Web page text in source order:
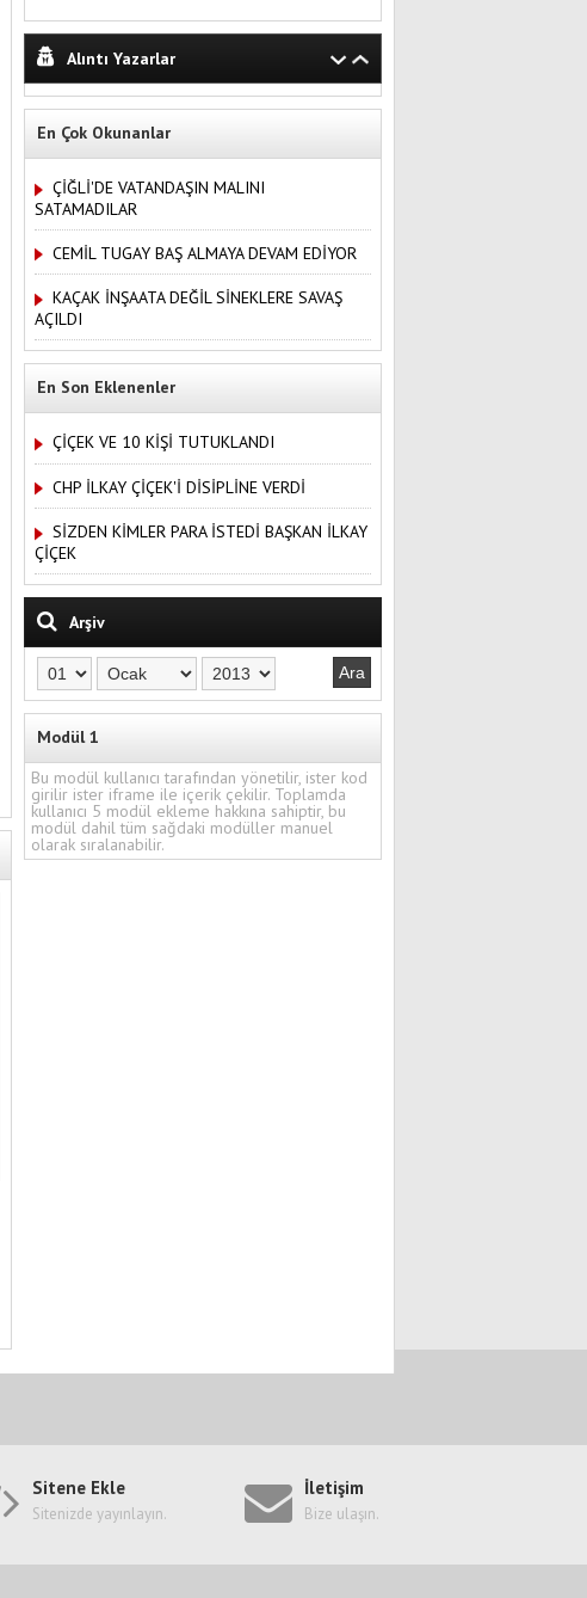
Alıntı Yazarlar
En Çok Okunanlar
ÇİĞLİ'DE VATANDAŞIN MALINI
SATAMADILAR
CEMİL TUGAY BAŞ ALMAYA DEVAM EDİYOR
KAÇAK İNŞAATA DEĞİL SİNEKLERE SAVAŞ
AÇILDI
En Son Eklenenler
ÇİÇEK VE 10 KİŞİ TUTUKLANDI
CHP İLKAY ÇİÇEK'İ DİSİPLİNE VERDİ
SİZDEN KİMLER PARA İSTEDİ BAŞKAN İLKAY
ÇİÇEK
Arşiv
Modül 1
Bu modül kullanıcı tarafından yönetilir, ister kod
girilir ister iframe ile içerik çekilir. Toplamda
kullanıcı 5 modül ekleme hakkına sahiptir, bu
modül dahil tüm sağdaki modüller manuel
olarak sıralanabilir.
Sitene Ekle
Sitenizde yayınlayın.
İletişim
Bize ulaşın.